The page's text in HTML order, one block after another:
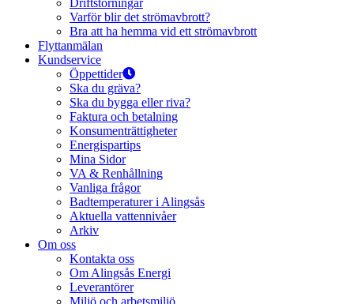
Driftstörningar
Varför blir det strömavbrott?
Bra att ha hemma vid ett strömavbrott
Flyttanmälan
Kundservice
Öppettider
Ska du gräva?
Ska du bygga eller riva?
Faktura och betalning
Konsumenträttigheter
Energispartips
Mina Sidor
VA & Renhållning
Vanliga frågor
Badtemperaturer i Alingsås
Aktuella vattennivåer
Arkiv
Om oss
Kontakta oss
Om Alingsås Energi
Leverantörer
Miljö och arbetsmiljö